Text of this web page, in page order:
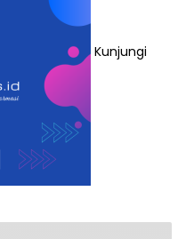
Kunjungi